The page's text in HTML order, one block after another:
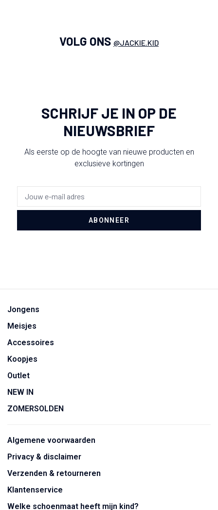
VOLG ONS @JACKIE.KID
SCHRIJF JE IN OP DE
NIEUWSBRIEF
Als eerste op de hoogte van nieuwe producten en
exclusieve kortingen
ABONNEER
Jongens
Meisjes
Accessoires
Koopjes
Outlet
NEW IN
ZOMERSOLDEN
Algemene voorwaarden
Privacy & disclaimer
Verzenden & retourneren
Klantenservice
Welke schoenmaat heeft mijn kind?